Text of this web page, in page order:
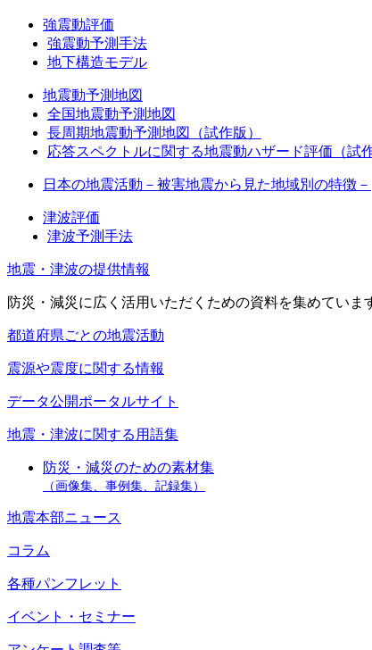
強震動評価
強震動予測手法
地下構造モデル
地震動予測地図
全国地震動予測地図
長周期地震動予測地図（試作版）
応答スペクトルに関する地震動ハザード評価（試作
日本の地震活動－被害地震から見た地域別の特徴－
津波評価
津波予測手法
地震・津波の提供情報
防災・減災に広く活用いただくための資料を集めていま
都道府県ごとの地震活動
震源や震度に関する情報
データ公開ポータルサイト
地震・津波に関する用語集
防災・減災のための素材集
（画像集、事例集、記録集）
地震本部ニュース
コラム
各種パンフレット
イベント・セミナー